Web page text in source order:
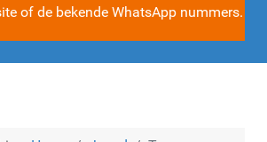
of de bekende WhatsApp nummers.